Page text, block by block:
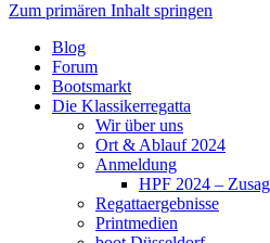
Zum primären Inhalt springen
Blog
Forum
Bootsmarkt
Die Klassikerregatta
Wir über uns
Ort & Ablauf 2024
Anmeldung
HPF 2024 –
Regattaergebnisse
Printmedien